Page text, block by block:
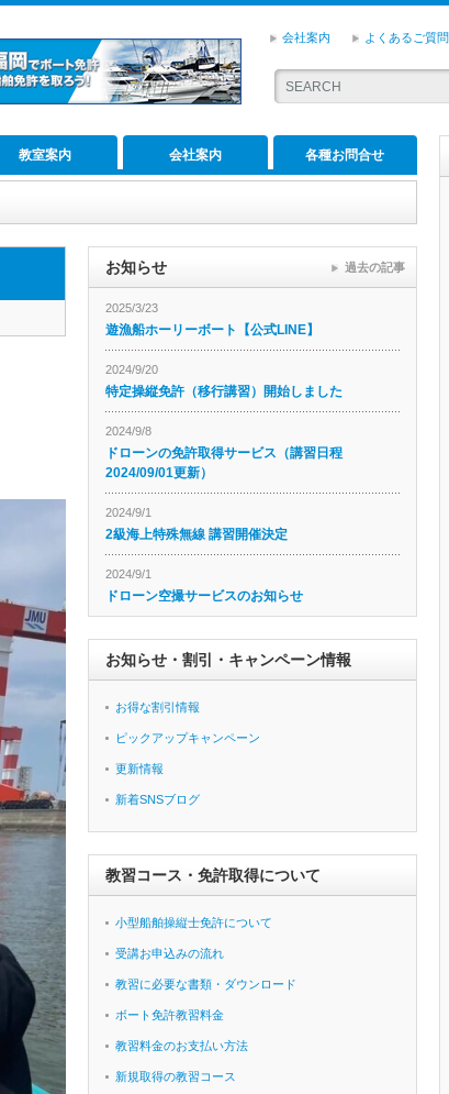
会社案内 よくあるご質問
教室案内 会社案内 各種お問合せ
お知らせ
2025/3/23
遊漁船ホーリーボート【公式LINE】
2024/9/20
特定操縦免許（移行講習）開始しました
2024/9/8
ドローンの免許取得サービス（講習日程
2024/09/01更新）
2024/9/1
2級海上特殊無線 講習開催決定
2024/9/1
ドローン空撮サービスのお知らせ
過去の記事
お知らせ・割引・キャンペーン情報
お得な割引情報
ピックアップキャンペーン
更新情報
新着SNSブログ
教習コース・免許取得について
小型船舶操縦士免許について
受講お申込みの流れ
教習に必要な書類・ダウンロード
ボート免許教習料金
教習料金のお支払い方法
新規取得の教習コース